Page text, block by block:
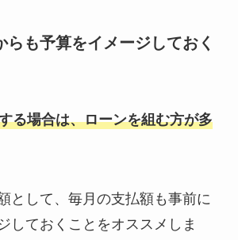
らも予算をイメージしておく
る場合は、ローンを組む方が多
として、毎月の支払額も事前に
しておくことをオススメしま